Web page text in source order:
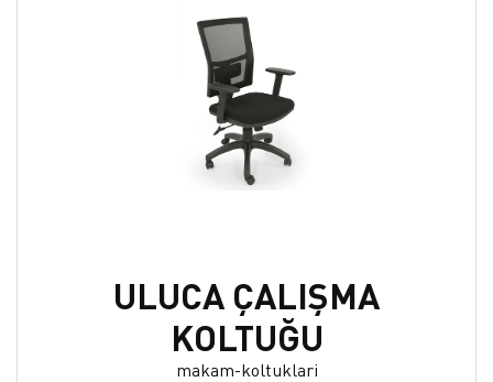
ULUCA ÇALIŞMA
KOLTUĞU
makam-koltuklari